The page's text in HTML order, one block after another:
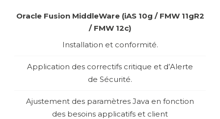
Oracle Fusion MiddleWare (iAS 10g / FMW 11gR2
/ FMW 12c)
Installation et conformité.
Application des correctifs critique et d’Alerte
de Sécurité.
Ajustement des paramètres Java en fonction
des besoins applicatifs et client